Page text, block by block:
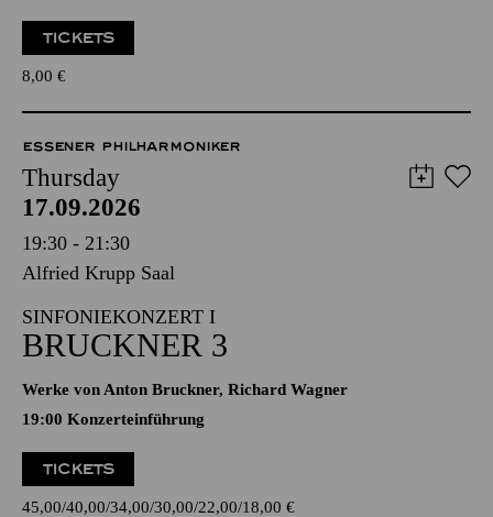
TICKETS
8,00 €
ESSENER PHILHARMONIKER
Thursday
17.09.2026
19:30 - 21:30
Alfried Krupp Saal
SINFONIEKONZERT I
BRUCKNER 3
Werke von Anton Bruckner, Richard Wagner
19:00 Konzerteinführung
TICKETS
45,00 40,00 34,00 30,00 22,00 18,00 €